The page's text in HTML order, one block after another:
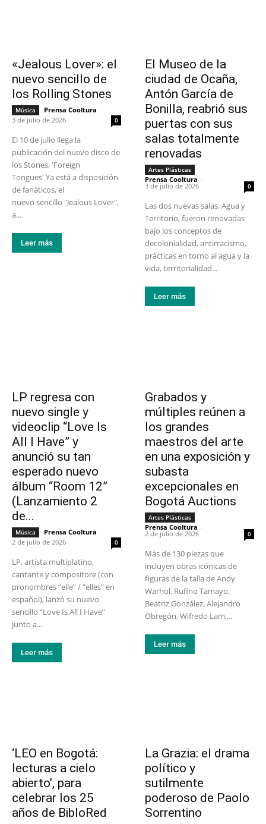
«Jealous Lover»: el
nuevo sencillo de
los Rolling Stones
Música Prensa Cooltura -
3 de julio de 2026
0
El 10 de julio llega la
publicación del nuevo disco de
los Stones, 'Foreign
Tongues' Ya está a disposición
de fanáticos, el
nuevo sencillo "Jealous Lover",
a...
Leer más
El Museo de la
ciudad de Ocaña,
Antón García de
Bonilla, reabrió sus
puertas con sus
salas totalmente
renovadas
Artes Plásticas
Prensa Cooltura -
3 de julio de 2026 0
Las dos nuevas salas, Agua y
Territorio, fueron renovadas
bajo los conceptos de
decolonialidad, antirracismo,
prácticas en torno al agua y la
vida, territorialidad...
Leer más
LP regresa con
nuevo single y
videoclip “Love Is
All I Have” y
anunció su tan
esperado nuevo
álbum “Room 12”
(Lanzamiento 2
de...
Música Prensa Cooltura -
2 de julio de 2026
0
LP, artista multiplatino,
cantante y compositore (con
pronombres “elle” / “elles” en
español), lanzó su nuevo
sencillo “Love Is All I Have”
junto a...
Leer más
Grabados y
múltiples reúnen a
los grandes
maestros del arte
en una exposición y
subasta
excepcionales en
Bogotá Auctions
Artes Plásticas
Prensa Cooltura -
2 de julio de 2026 0
Más de 130 piezas que
incluyen obras icónicas de
figuras de la talla de Andy
Warhol, Rufino Tamayo,
Beatriz González, Alejandro
Obregón, Wifredo Lam,...
Leer más
‘LEO en Bogotá:
lecturas a cielo
abierto’, para
celebrar los 25
años de BibloRed
La Grazia: el drama
político y
sutilmente
poderoso de Paolo
Sorrentino